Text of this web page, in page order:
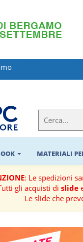
MATERIALI
: Le spedizioni
gli acquisti di slide
Le slide che